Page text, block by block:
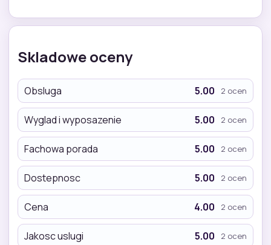
Skladowe oceny
Obsluga 5.00 2 ocen
Wyglad i wyposazenie 5.00 2 ocen
Fachowa porada 5.00 2 ocen
Dostepnosc 5.00 2 ocen
Cena 4.00 2 ocen
Jakosc uslugi 5.00 2 ocen